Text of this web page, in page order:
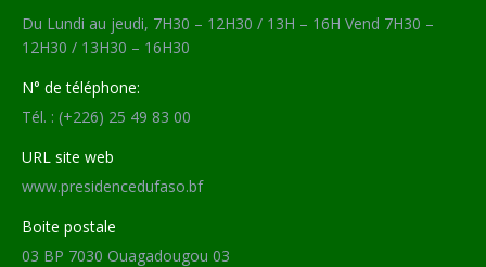
Du Lundi au jeudi, 7H30 – 12H30 / 13H – 16H Vend 7H30 –
12H30 / 13H30 – 16H30
N° de téléphone:
Tél. : (+226) 25 49 83 00
URL site web
www.presidencedufaso.bf
Boite postale
03 BP 7030 Ouagadougou 03